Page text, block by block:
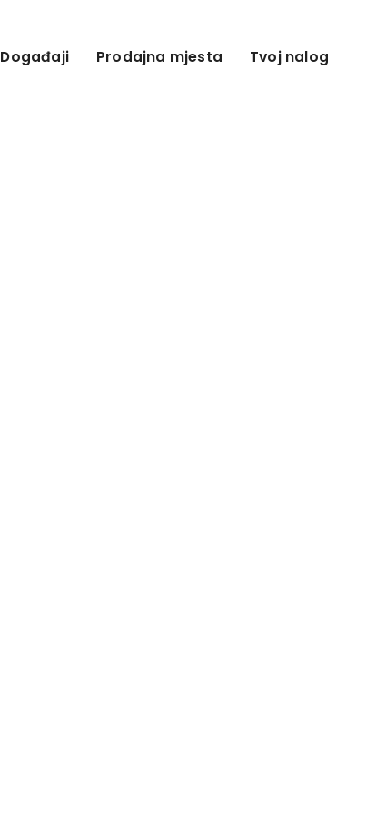
Događaji Prodajna mjesta Tvoj nalog